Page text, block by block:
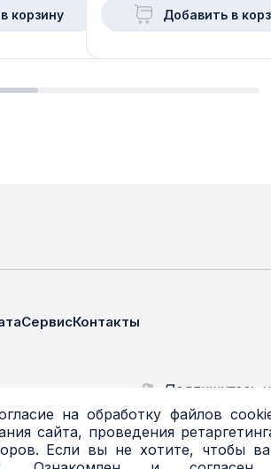
корзину Добавить в
на обработку файлов
сайта, проведения
Если вы не хотите, чтобы
СервисКонтакты
Подпишитесь